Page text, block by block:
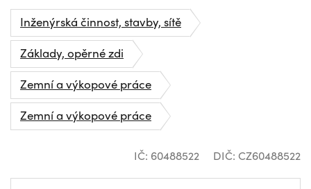
Inženýrská činnost, stavby, sítě
Základy, opěrné zdi
Zemní a výkopové práce
Zemní a výkopové práce
IČ: 60488522 DIČ: CZ60488522